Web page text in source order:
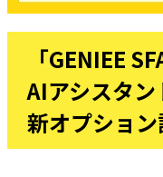
「GENIEE
AIアシスタ
新オプショ